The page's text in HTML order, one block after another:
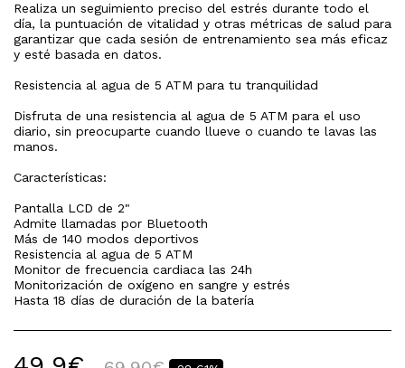
Realiza un seguimiento preciso del estrés durante todo el
día, la puntuación de vitalidad y otras métricas de salud para
garantizar que cada sesión de entrenamiento sea más eficaz
y esté basada en datos.
Resistencia al agua de 5 ATM para tu tranquilidad
Disfruta de una resistencia al agua de 5 ATM para el uso
diario, sin preocuparte cuando llueve o cuando te lavas las
manos.
Características:
Pantalla LCD de 2"
Admite llamadas por Bluetooth
Más de 140 modos deportivos
Resistencia al agua de 5 ATM
Monitor de frecuencia cardiaca las 24h
Monitorización de oxígeno en sangre y estrés
Hasta 18 días de duración de la batería